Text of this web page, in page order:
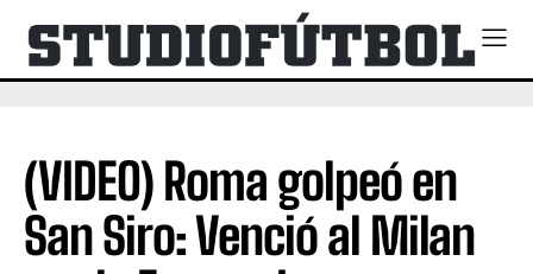
(VIDEO) Roma golpeó en
San Siro: Venció al Milan